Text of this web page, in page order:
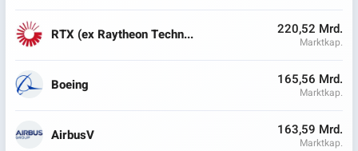
RTX (ex Raytheon Techn... 220,52 Mrd.
Marktkap.
Boeing 165,56 Mrd.
Marktkap.
AirbusV 163,59 Mrd.
Marktkap.